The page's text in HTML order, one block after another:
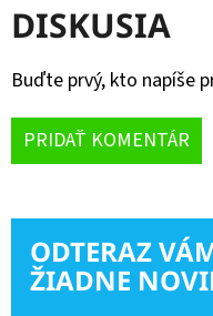
DISKUSIA
Buďte prvý, kto napíše
PRIDAŤ KOMENTÁR
ODTERAZ
ŽIADNE